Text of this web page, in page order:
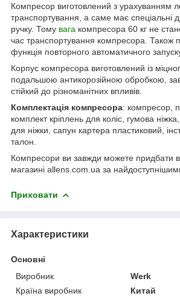
Компресор виготовлений з урахуванням
транспортування, а саме має спеціальні
ручку. Тому вага компресора 60 кг не
час транспортування компресора. Також
функція повторного автоматичного
Корпус компресора виготовлений із
подальшою антикорозійною обробкою,
стійкий до різноманітних впливів.
Комплектація компресора: компресор,
комплект кріплень для коліс, гумова
для ніжки, сапун картера пластиковий,
талон.
Компресори ви завжди можете придбати
магазині allens.com.ua за
Приховати
Характеристики
Основні
Виробник
Werk
Країна виробник
Китай